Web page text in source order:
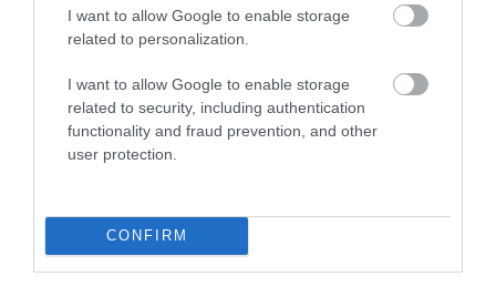
I want to allow Google to enable storage
related to personalization.
I want to allow Google to enable storage
related to security, including authentication
functionality and fraud prevention, and other
user protection.
CONFIRM
vízzel a felszín alatt, és egy
hidroxilréteggel a felszínen.
Mind a kráterképződés, mind
a vulkáni tevékenység vízben
gazdag anyagokat hozhat a
megfigyeltük a holdi
adatokban